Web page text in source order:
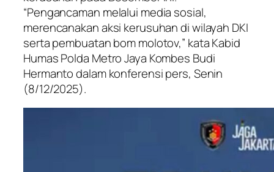
“Pengancaman melalui media sosial,
merencanakan aksi kerusuhan di wilayah DKI
serta pembuatan bom molotov,” kata Kabid
Humas Polda Metro Jaya Kombes Budi
Hermanto dalam konferensi pers, Senin
(8/12/2025).